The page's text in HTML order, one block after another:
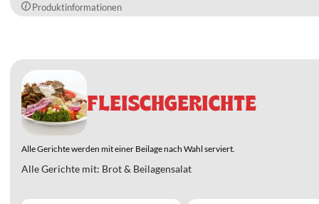
Produktinformationen
FLEISCHGERICHTE
Alle Gerichte werden mit einer Beilage nach Wahl serviert.
Alle Gerichte mit: Brot & Beilagensalat